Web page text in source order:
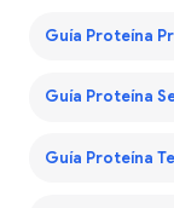
Guía Proteína
Guía Proteína
Guía Proteína